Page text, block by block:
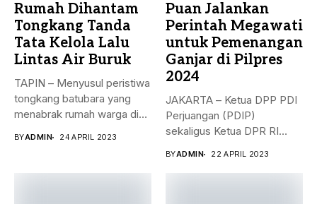
Rumah Dihantam
Tongkang Tanda
Tata Kelola Lalu
Lintas Air Buruk
TAPIN – Menyusul peristiwa
tongkang batubara yang
menabrak rumah warga di
BYADMIN 24 APRIL 2023
Puan Jalankan
Perintah Megawati
untuk Pemenangan
Ganjar di Pilpres
2024
JAKARTA – Ketua DPP PDI
Perjuangan (PDIP)
sekaligus Ketua DPR RI
BYADMIN 22 APRIL 2023